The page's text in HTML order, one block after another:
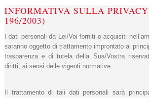
INFORMATIVA SULLA
196/2003)
I dati personali da Lei/Voi forniti o acquisiti
saranno oggetto di trattamento improntato ai
trasparenza e di tutela della Sua/Vostra
diritti, ai sensi delle vigenti normative.
Il trattamento di tali dati personali sarà